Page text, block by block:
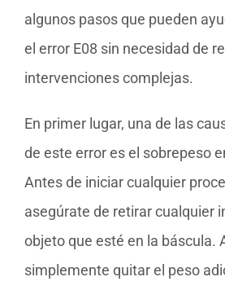
algunos pasos que pueden
el error E08 sin necesidad de
intervenciones complejas.
En primer lugar, una de las
de este error es el sobrepeso
Antes de iniciar cualquier
asegúrate de retirar cualquier
objeto que esté en la báscula.
simplemente quitar el peso